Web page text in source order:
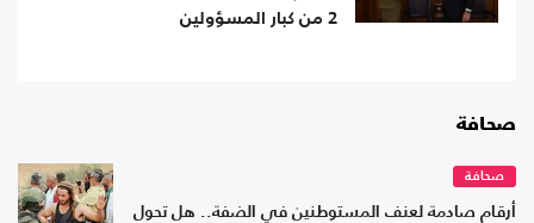
2 من كبار المسؤولين
صحافة
صحافة
أرقام صادمة لعنف المستوطنين في الضفة.. هل تحول